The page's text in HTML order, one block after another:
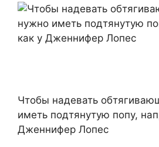
Чтобы надевать
иметь подтянутую попу,
Дженнифер Лопес